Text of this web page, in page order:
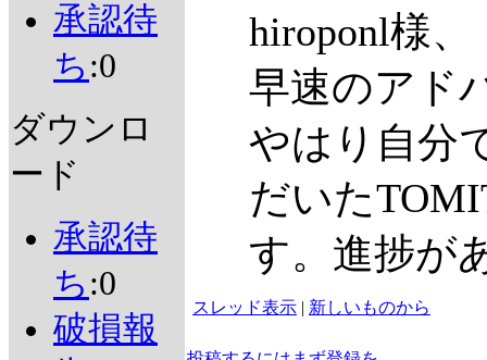
承認待
ち :0
ダウンロ
ード
承認待
ち :0
破損報
hiroponl様、
早速のアド
やはり自分
だいた
す。進捗が
スレッド表示 | 新しいものから